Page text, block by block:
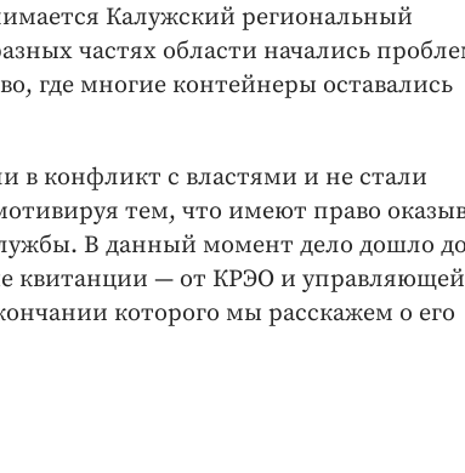
Калужский региональный
частях области начались
где многие контейнеры оставались
в конфликт с властями и не стали
тем, что имеют право
В данный момент дело дошло
квитанции — ​от КРЭО и управляющей
которого мы расскажем о его